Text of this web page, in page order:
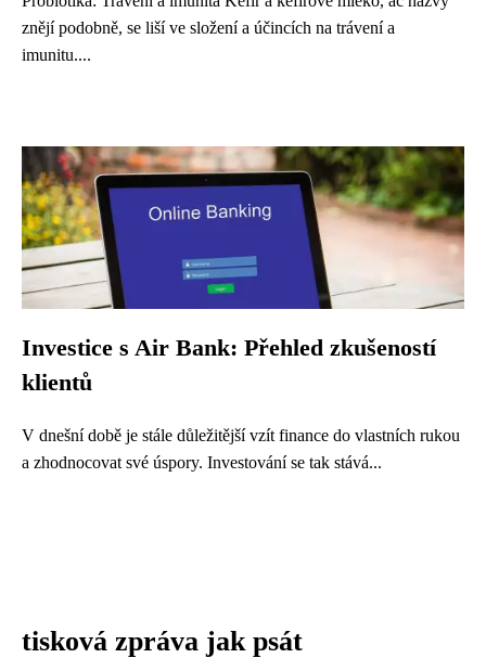
znějí podobně, se liší ve složení a účincích na trávení a
imunitu....
Investice s Air Bank: Přehled zkušeností
klientů
V dnešní době je stále důležitější vzít finance do vlastních rukou
a zhodnocovat své úspory. Investování se tak stává...
tisková zpráva jak psát